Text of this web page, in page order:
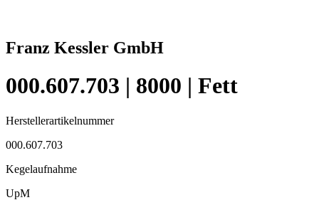
Franz Kessler GmbH
000.607.703 | 8000 | Fett
Herstellerartikelnummer
000.607.703
Kegelaufnahme
UpM